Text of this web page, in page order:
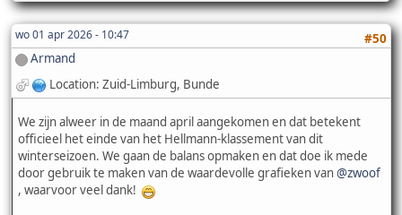
wo 01 apr 2026 - 10:47
#50
Armand
Location: Zuid-Limburg, Bunde
We zijn alweer in de maand april aangekomen en dat betekent
officieel het einde van het Hellmann-klassement van dit
winterseizoen. We gaan de balans opmaken en dat doe ik mede
door gebruik te maken van de waardevolle grafieken van@zwoof
, waarvoor veel dank!